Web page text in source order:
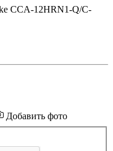
Добавить фото